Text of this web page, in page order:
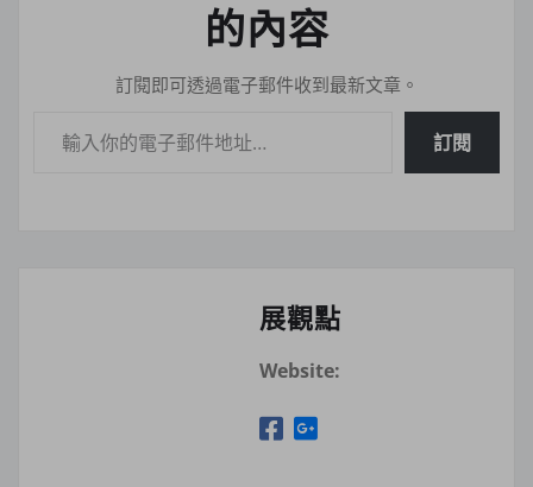
的內容
訂閱即可透過電子郵件收到最新文章。
訂閱
展觀點
Website: